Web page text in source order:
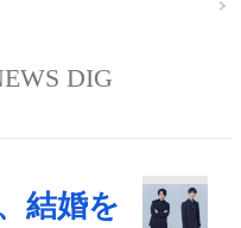
DIG
結婚を